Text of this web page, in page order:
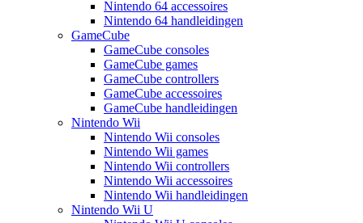
Nintendo 64 accessoires
Nintendo 64 handleidingen
GameCube
GameCube consoles
GameCube games
GameCube controllers
GameCube accessoires
GameCube handleidingen
Nintendo Wii
Nintendo Wii consoles
Nintendo Wii games
Nintendo Wii controllers
Nintendo Wii accessoires
Nintendo Wii handleidingen
Nintendo Wii U